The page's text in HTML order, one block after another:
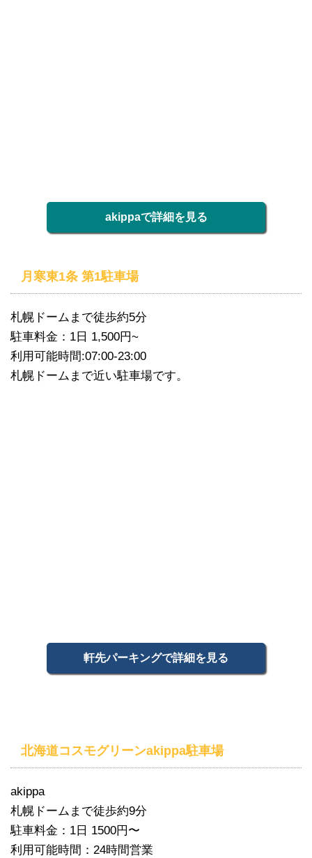
akippaで詳細を見る
月寒東1条 第1駐車場
札幌ドームまで徒歩約5分
駐車料金：1日 1,500円~
利用可能時間:07:00-23:00
札幌ドームまで近い駐車場です。
軒先パーキングで詳細を見る
北海道コスモグリーンakippa駐車場
akippa
札幌ドームまで徒歩約9分
駐車料金：1日 1500円〜
利用可能時間：24時間営業